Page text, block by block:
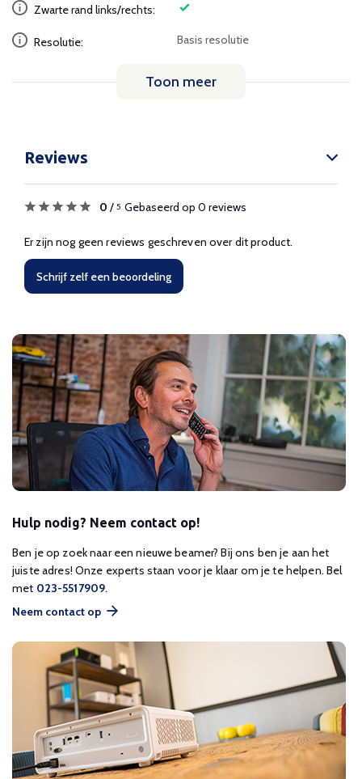
Zwarte rand links/rechts:
Resolutie: Basis resolutie
Toon meer
Reviews
0 / 5 Gebaseerd op 0 reviews
Er zijn nog geen reviews geschreven over dit product.
Schrijf zelf een beoordeling
Hulp nodig? Neem contact op!
Ben je op zoek naar een nieuwe beamer? Bij ons ben je aan het
juiste adres! Onze experts staan voor je klaar om je te helpen. Bel
met 023-5517909.
Neem contact op